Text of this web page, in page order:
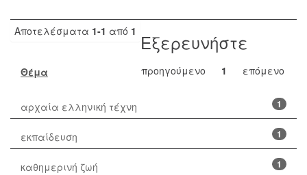
Αποτελέσματα 1-1 από 1
προηγούμενο 1 επόμενο
Εξερευνήστε
Θέμα
1
αρχαία ελληνική τέχνη
1
εκπαίδευση
1
καθημερινή ζωή